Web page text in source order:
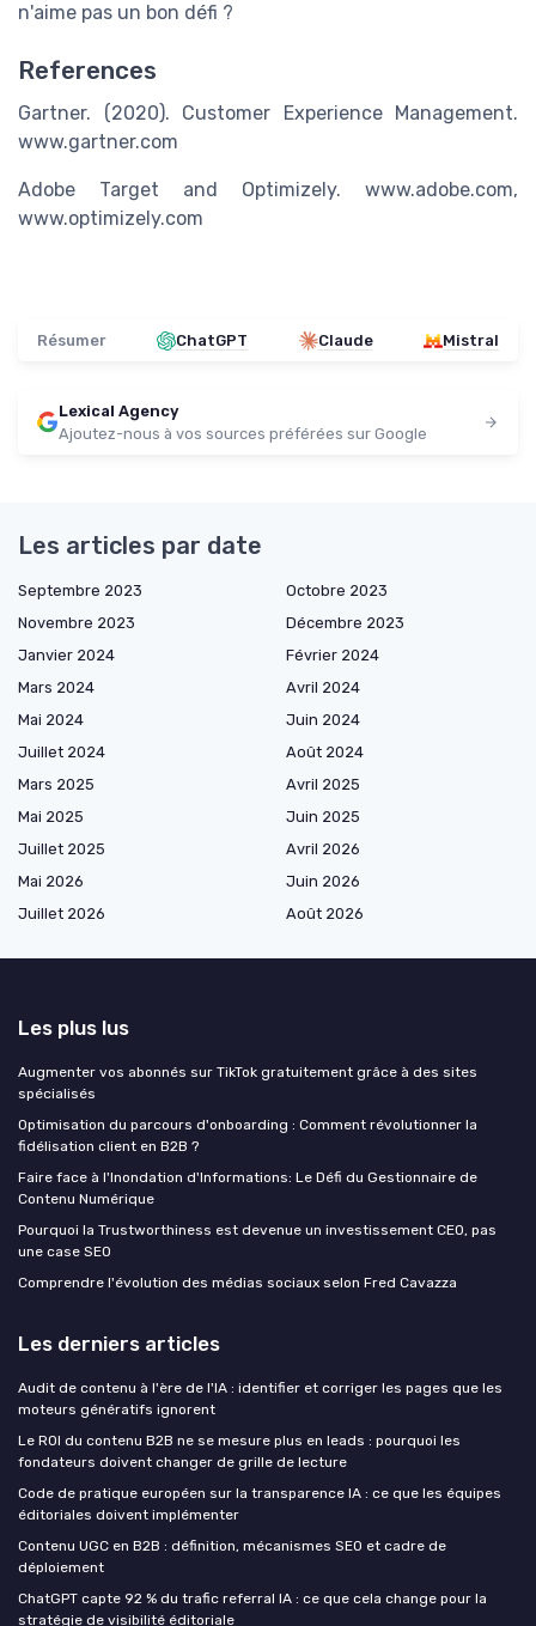
n'aime pas un bon défi ?
References
Gartner. (2020). Customer Experience Management.
www.gartner.com
Adobe Target and Optimizely. www.adobe.com,
www.optimizely.com
Résumer ChatGPT Claude Mistral
Lexical Agency
Ajoutez-nous à vos sources préférées sur Google
Les articles par date
Septembre 2023
Octobre 2023
Novembre 2023
Décembre 2023
Janvier 2024
Février 2024
Mars 2024
Avril 2024
Mai 2024
Juin 2024
Juillet 2024
Août 2024
Mars 2025
Avril 2025
Mai 2025
Juin 2025
Juillet 2025
Avril 2026
Mai 2026
Juin 2026
Juillet 2026
Août 2026
Les plus lus
Augmenter vos abonnés sur TikTok gratuitement grâce à des sites
spécialisés
Optimisation du parcours d'onboarding : Comment révolutionner la
fidélisation client en B2B ?
Faire face à l'Inondation d'Informations: Le Défi du Gestionnaire de
Contenu Numérique
Pourquoi la Trustworthiness est devenue un investissement CEO, pas
une case SEO
Comprendre l'évolution des médias sociaux selon Fred Cavazza
Les derniers articles
Audit de contenu à l'ère de l'IA : identifier et corriger les pages que les
moteurs génératifs ignorent
Le ROI du contenu B2B ne se mesure plus en leads : pourquoi les
fondateurs doivent changer de grille de lecture
Code de pratique européen sur la transparence IA : ce que les équipes
éditoriales doivent implémenter
Contenu UGC en B2B : définition, mécanismes SEO et cadre de
déploiement
ChatGPT capte 92 % du trafic referral IA : ce que cela change pour la
stratégie de visibilité éditoriale